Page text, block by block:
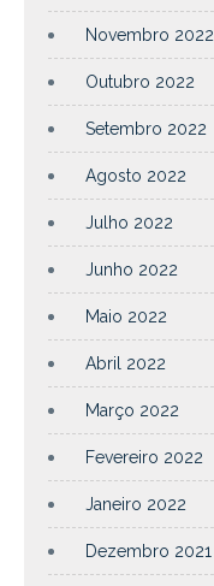
Novembro 2022
Outubro 2022
Setembro 2022
Agosto 2022
Julho 2022
Junho 2022
Maio 2022
Abril 2022
Março 2022
Fevereiro 2022
Janeiro 2022
Dezembro 2021